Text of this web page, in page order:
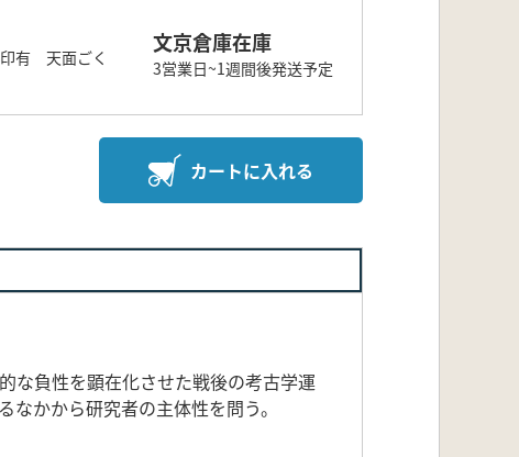
有 天面ごく
文京倉庫在庫
3営業日~1週間後発送予定
カートに入れる
な負性を顕在化させた戦後の考古学運
かから研究者の主体性を問う。